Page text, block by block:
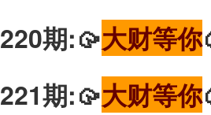
220期:🥠大财等你
221期:🥠大财等你